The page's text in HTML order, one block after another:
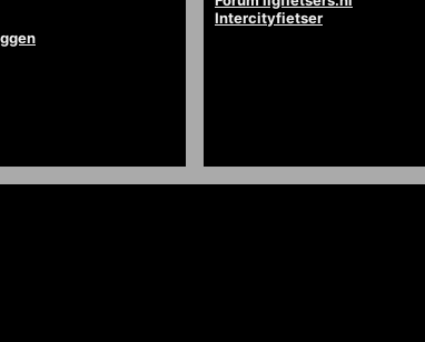
Intercityfietser